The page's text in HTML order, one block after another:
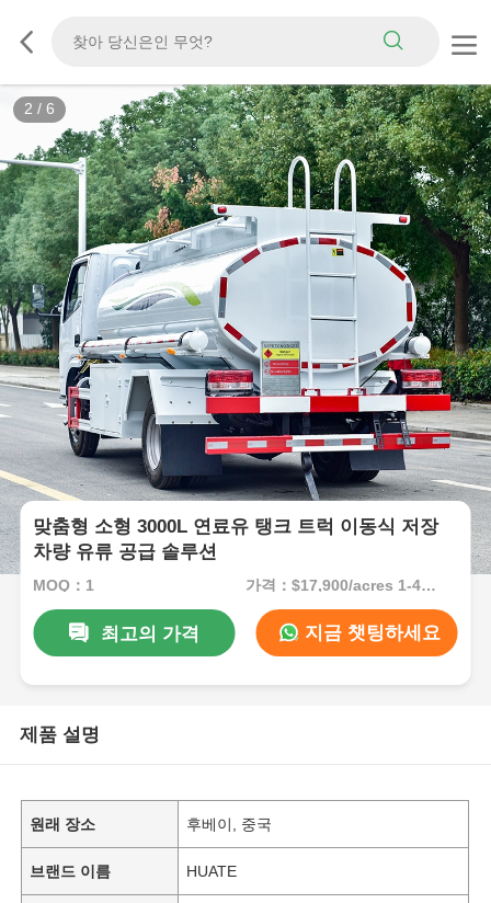
3 / 6
맞춤형 소형 3000L 연료유 탱크 트럭 이동식 저장
차량 유류 공급 솔루션
MOQ：1 가격：$17,900/acres 1-49 acres
최고의 가격 지금 챗팅하세요
제품 설명
원래 장소 후베이, 중국
브랜드 이름 HUATE